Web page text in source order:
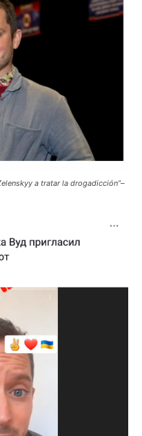
a tratar la drogadicción”–